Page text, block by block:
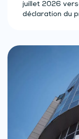
juillet 2026
déclaration du